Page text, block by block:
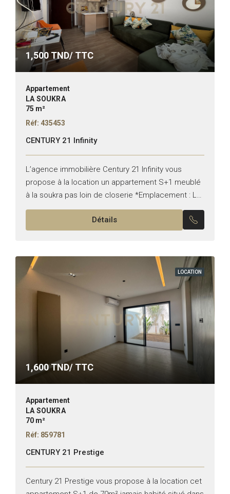
1,500 TND/ TTC
Appartement
LA SOUKRA
75 m²
Réf: 435453
CENTURY 21 Infinity
L’agence immobilière Century 21 Infinity vous
propose à la location un appartement S+1 meublé
à la soukra pas loin de closerie *Emplacement : La
soukra *Typologie : S+1 *Etat : meublée Il...
Détails
LOCATION
1,600TND/ TTC
Appartement
LA SOUKRA
70 m²
Réf: 859781
CENTURY 21 Prestige
Century 21 Prestige vous propose à la location cet